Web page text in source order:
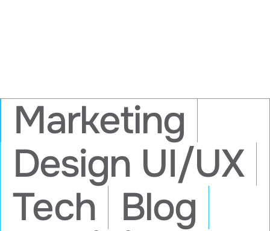
Marketing
Design UI/UX
Tech Blog